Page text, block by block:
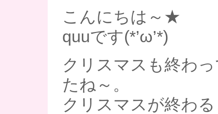
こんにちは～★
quuです(*’ω’*)
クリスマスも終わ
たね～。
クリスマスが終わ